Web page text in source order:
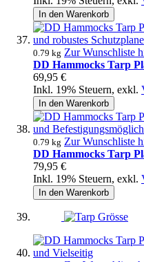
In den Warenkorb
0.79 kg Zur Wunschliste
DD Hammocks Tarp
69,95 €
Inkl. 19% Steuern, exkl.
In den Warenkorb
0.79 kg Zur Wunschliste
DD Hammocks Tarp
79,95 €
Inkl. 19% Steuern, exkl.
In den Warenkorb